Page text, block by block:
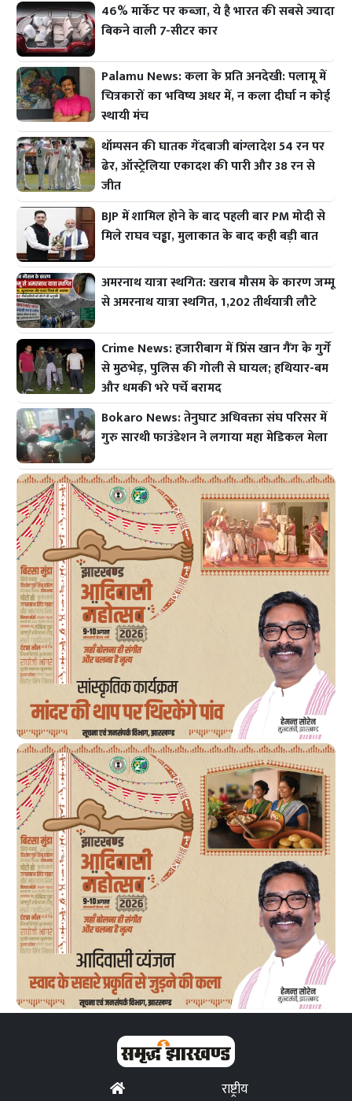
46% मार्केट पर कब्जा, ये है भारत की सबसे ज्यादा
बिकने वाली 7-सीटर कार
Palamu News: कला के प्रति अनदेखी: पलामू में
चित्रकारों का भविष्य अधर में, न कला दीर्घा न कोई
स्थायी मंच
थॉम्पसन की घातक गेंदबाजी बांग्लादेश 54 रन पर
ढेर, ऑस्ट्रेलिया एकादश की पारी और 38 रन से
जीत
BJP में शामिल होने के बाद पहली बार PM मोदी से
मिले राघव चड्ढा, मुलाकात के बाद कही बड़ी बात
अमरनाथ यात्रा स्थगित: खराब मौसम के कारण जम्मू
से अमरनाथ यात्रा स्थगित, 1,202 तीर्थयात्री लौटे
Crime News: हजारीबाग में प्रिंस खान गैंग के गुर्गे
से मुठभेड़, पुलिस की गोली से घायल; हथियार-बम
और धमकी भरे पर्चे बरामद
Bokaro News: तेनुघाट अधिवक्ता संघ परिसर में
गुरु सारथी फाउंडेशन ने लगाया महा मेडिकल मेला
राष्ट्रीय